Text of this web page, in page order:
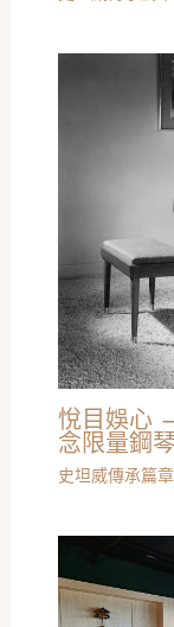
悅目娛心
念限量鋼
史坦威傳承篇章